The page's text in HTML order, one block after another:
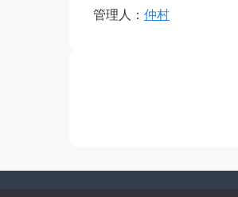
管理人： 仲村